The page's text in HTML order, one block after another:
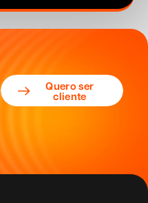
Quero ser
cliente